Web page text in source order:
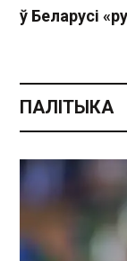
ў Беларусі
ПАЛІТЫКА